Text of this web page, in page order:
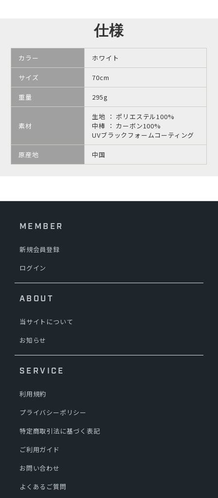
仕様
カラー ホワイト
サイズ 70cm
重量 295g
素材
生地 ： ポリエステル100%
中棒 ： カーボン100%
UVブラックフォームコーティング
原産地 中国
MEMBER
新規会員登録
ログイン
ABOUT
当サイトについて
お知らせ
SERVICE
利用規約
プライバシーポリシー
特定商取引法に基づく表記
ご利用ガイド
お問い合わせ
よくあるご質問